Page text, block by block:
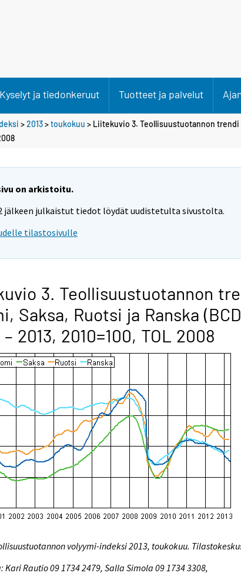
Kyselyt ja tiedonkeruut Tuotteet ja palvelut
>2013>toukokuu > Liitekuvio 3. Teollisuustuotannon trendi
on arkistoitu.
jälkeen julkaistut tiedot löydät uudistetulta sivustolta.
tilastosivulle
3. Teollisuustuotannon
Saksa, Ruotsi ja Ranska
2013, 2010=100, TOL 2008
volyymi-indeksi 2013, toukokuu.
Kari Rautio 09 1734 2479, Salla Simola 09 1734 3308,